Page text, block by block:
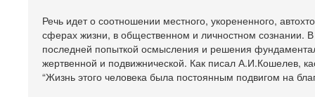
Речь идет о соотношении местного, укорененного,
сферах жизни, в общественном и личностном сознании.
последней попыткой осмысления и решения
жертвенной и подвижнической. Как писал А.И.Кошелев,
“Жизнь этого человека была постоянным подвигом на